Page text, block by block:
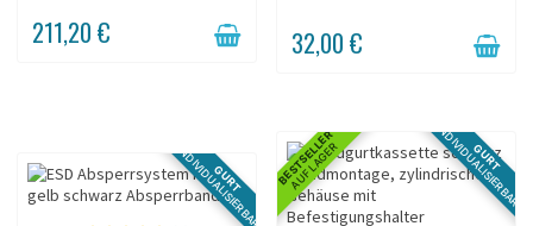
211,20 € 32,00 €
GURT
INDIVIDUALISIERBAR BESTSELLER
AUF LAGER GURT
INDIVIDUALISIERBAR